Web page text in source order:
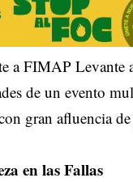
a FIMAP Levante
de un evento
gran afluencia
en las Fallas